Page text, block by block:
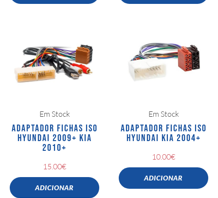
Em Stock
ADAPTADOR FICHAS ISO
HYUNDAI 2009+ KIA
2010+
15.00€
ADICIONAR
Em Stock
ADAPTADOR FICHAS ISO
HYUNDAI KIA 2004+
10.00€
ADICIONAR